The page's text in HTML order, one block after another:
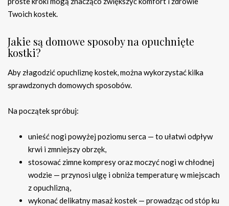
Twoich kostek.
Jakie są domowe sposoby na opuchnięte
kostki?
Aby złagodzić opuchliznę kostek, można wykorzystać kilka
sprawdzonych domowych sposobów.
Na początek spróbuj:
unieść nogi powyżej poziomu serca — to ułatwi odpływ
krwi i zmniejszy obrzęk,
stosować zimne kompresy oraz moczyć nogi w chłodnej
wodzie — przynosi ulgę i obniża temperaturę w miejscach
z opuchlizną,
wykonać delikatny masaż kostek — prowadząc od stóp ku